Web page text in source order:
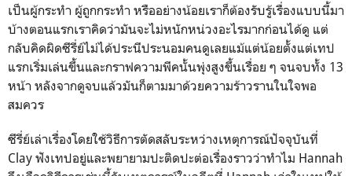
เป็นผู้กระทำ ผู้ถูกกระทำ หรืออย่างน้อยเราก็ต้องรับรู้เรื่องแบบนี้มา
บ้างตอนแรกเราคิดว่ามันจะไม่หนักหน่วงอะไรมากก่อนได้ดู แต่
กลับคิดผิดซีรี่ย์ไม่ได้ประนีประนอมคนดูเลยแม้แต่น้อยตั้งแต่เทป
แรกเริ่มเล่นขึ้นและกราฟความพีคนั้นพุ่งสูงขึ้นเรื่อย ๆ จนจบทั้ง 13
หน้า หลังจากดูจบแล้วมันก็ตามมาด้วยความร้าวรานในใจพอ
สมควร
ซีรี่ย์เล่าเรื่องโดยใช้วิธีการตัดสลับระหว่างเหตุการณ์ปัจจุบันที่
Clay ฟังเทปอยู่และพยายามปะติดปะต่อเรื่องราวว่าทำไม Hannah